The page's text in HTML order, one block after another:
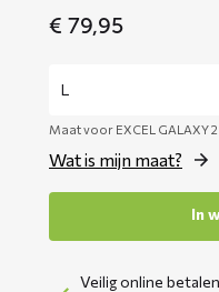
€ 79,95
Maat voor EXCEL GALAXY 2
Wat is mijn maat?
In
Veilig online